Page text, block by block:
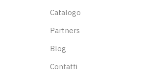
Catalogo
Partners
Blog
Contatti